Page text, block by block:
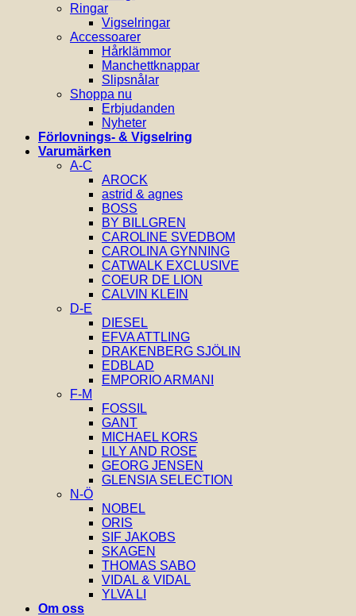
Ringar
Vigselringar
Accessoarer
Hårklämmor
Manchettknappar
Slipsnålar
Shoppa nu
Erbjudanden
Nyheter
Förlovnings- & Vigselring
Varumärken
A-C
AROCK
astrid & agnes
BOSS
BY BILLGREN
CAROLINE SVEDBOM
CAROLINA GYNNING
CATWALK EXCLUSIVE
COEUR DE LION
CALVIN KLEIN
D-E
DIESEL
EFVA ATTLING
DRAKENBERG SJÖLIN
EDBLAD
EMPORIO ARMANI
F-M
FOSSIL
GANT
MICHAEL KORS
LILY AND ROSE
GEORG JENSEN
GLENSIA SELECTION
N-Ö
NOBEL
ORIS
SIF JAKOBS
SKAGEN
THOMAS SABO
VIDAL & VIDAL
YLVA LI
Om oss